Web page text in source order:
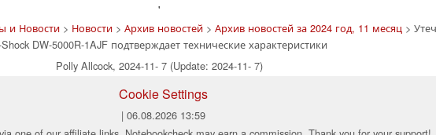
'
и Новости > Новости > Архив новостей > Архив новостей за 2024 год, 11 месяц >
DW-5000R-1AJF подтверждает технические характеристики
Polly Allcock, 2024-11- 7 (Update: 2024-11- 7)
Cookie Settings
| 06.08.2026 13:59